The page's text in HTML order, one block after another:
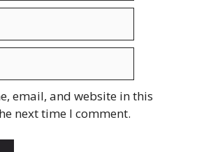
email, and website in this
next time I comment.